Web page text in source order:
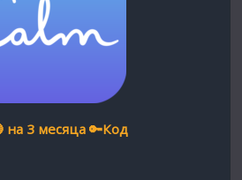
на 3 месяца 🔑Код